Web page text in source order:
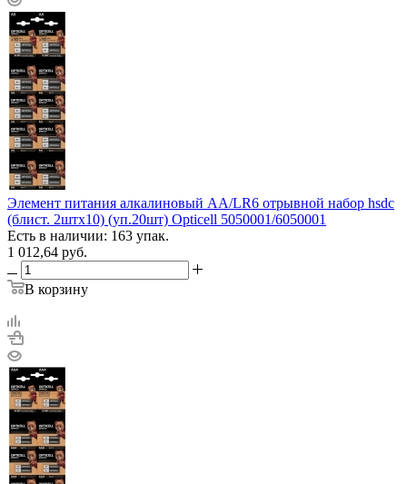
Элемент питания алкалиновый AA/LR6 отрывной набор hsdc
(блист. 2штх10) (уп.20шт) Opticell 5050001/6050001
Есть в наличии: 163 упак.
1 012,64 руб.
В корзину